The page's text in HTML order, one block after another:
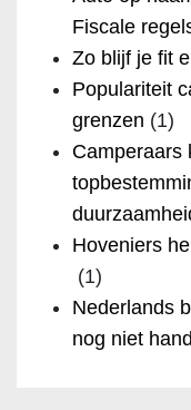
Fiscale
Zo blijf je fit
Populariteit
grenzen (1)
Camperaars
Hoveniers
(1)
Nederlands
nog niet